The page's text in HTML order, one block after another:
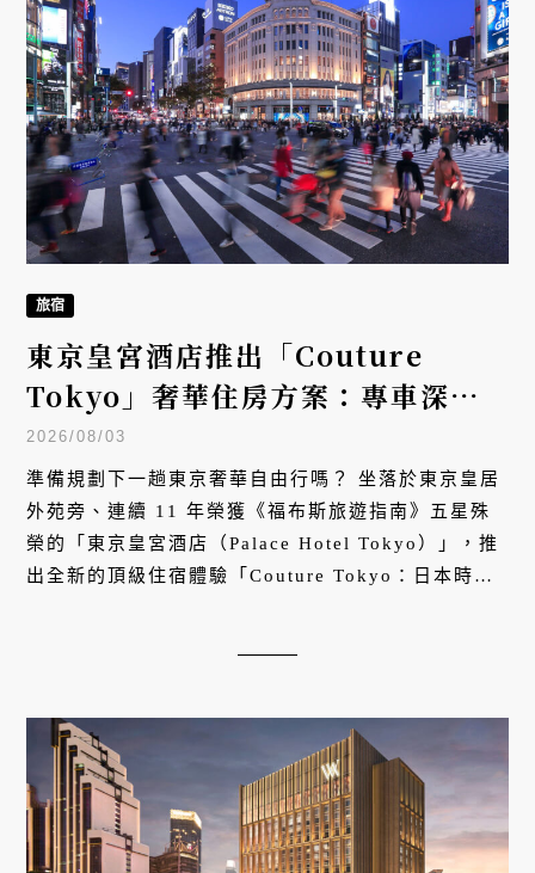
旅宿
東京皇宮酒店推出「Couture
Tokyo」奢華住房方案：專車深入
銀座、代官山與表參道，解鎖日本頂
級時尚工藝
2026/08/03
準備規劃下一趟東京奢華自由行嗎？ 坐落於東京皇居
外苑旁、連續 11 年榮獲《福布斯旅遊指南》五星殊
榮的「東京皇宮酒店（Palace Hotel Tokyo）」，推
出全新的頂級住宿體驗「Couture Tokyo：日本時尚